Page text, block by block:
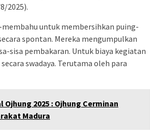
2025).
untuk membersihkan puing-
spontan. Mereka mengumpulkan
sisa pembakaran. Untuk biaya kegiatan
swadaya. Terutama oleh para
2025 : Ojhung Cerminan
Madura